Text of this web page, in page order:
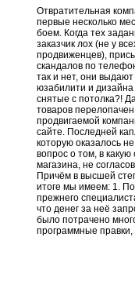
Отвратительная
первые несколько
боем. Когда тех
заказчик лох (не у
продвиженцев),
скандалов по
так и нет, они
юзабилити и
снятые с потолка?!
товаров
продвигаемой
сайте. Последней
которую оказалось
вопрос о том, в
магазина, не
Причём в высшей
итоге мы имеем: 1.
прежнего
что денег за неё
было потрачено
программные правки,